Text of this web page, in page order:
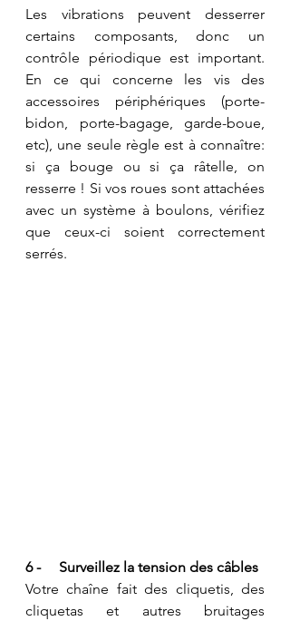
Les vibrations peuvent desserrer
certains composants, donc un
contrôle périodique est important.
En ce qui concerne les vis des
accessoires périphériques (porte-
bidon, porte-bagage, garde-boue,
etc), une seule règle est à connaître:
si ça bouge ou si ça râtelle, on
resserre ! Si vos roues sont attachées
avec un système à boulons, vérifiez
que ceux-ci soient correctement
serrés.
6 -     Surveillez la tension des câbles
Votre chaîne fait des cliquetis, des
cliquetas et autres bruitages